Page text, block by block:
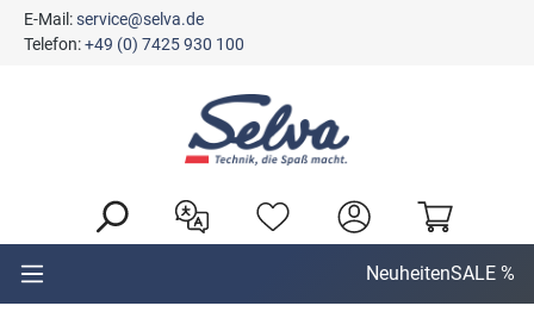
springen
E-Mail:service@selva.de
Telefon:+49 (0) 7425 930 100
NeuheitenSALE %